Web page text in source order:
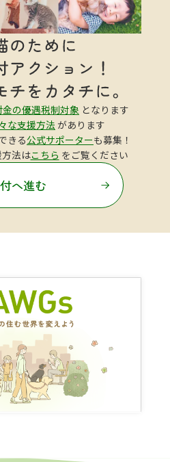
金の優遇税制対象 となります
な支援方法 があります
きる公式サポーターも募集！
法はこちら をご覧ください
へ進む